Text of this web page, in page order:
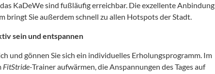
KaDeWe sind fußläufig erreichbar. Die exzellente Anbindung
bringt Sie außerdem schnell zu allen Hotspots der Stadt.
sein und entspannen
und gönnen Sie sich ein individuelles Erholungsprogramm. Im
FitStride-Trainer aufwärmen, die Anspannungen des Tages auf